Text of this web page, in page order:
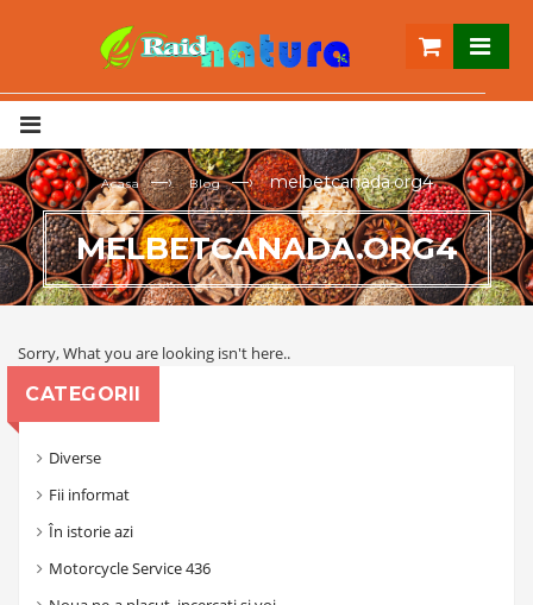
Acasa —› Blog —› melbetcanada.org4
MELBETCANADA.ORG4
Sorry, What you are looking isn't here..
CATEGORII
Diverse
Fii informat
În istorie azi
Motorcycle Service 436